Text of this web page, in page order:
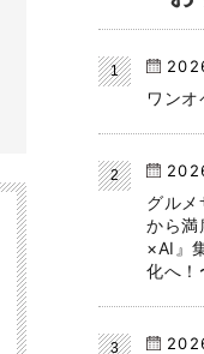
ワンオ
グルメ
から満
×AI』
化へ！